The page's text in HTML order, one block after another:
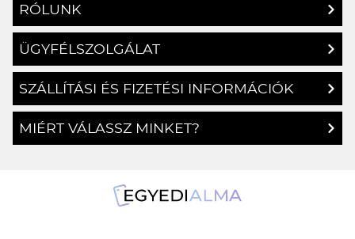
RÓLUNK
ÜGYFÉLSZOLGÁLAT
SZÁLLÍTÁSI ÉS FIZETÉSI INFORMÁCIÓK
MIÉRT VÁLASSZ MINKET?